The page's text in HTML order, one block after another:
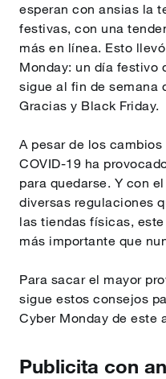
esperan con ansias la
festivas, con una
más en línea. Esto
Monday: un día festivo
sigue al fin de semana
Gracias y Black Friday.
A pesar de los
COVID-19 ha
para quedarse. Y con
diversas regulaciones
las tiendas físicas,
más importante que
Para sacar el mayor
sigue estos consejos
Cyber Monday de este
Publicita con